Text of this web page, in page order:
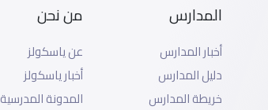
المدارس
أخبار المدارس
دليل المدارس
خريطة المدارس
من نحن
عن ياسكولز
أخبار ياسكولز
المدونة المدرسية